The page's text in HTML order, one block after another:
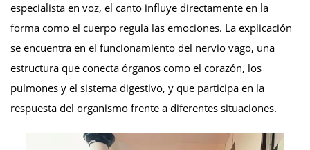
especialista en voz, el canto influye directamente en la
forma como el cuerpo regula las emociones. La explicación
se encuentra en el funcionamiento del nervio vago, una
estructura que conecta órganos como el corazón, los
pulmones y el sistema digestivo, y que participa en la
respuesta del organismo frente a diferentes situaciones.